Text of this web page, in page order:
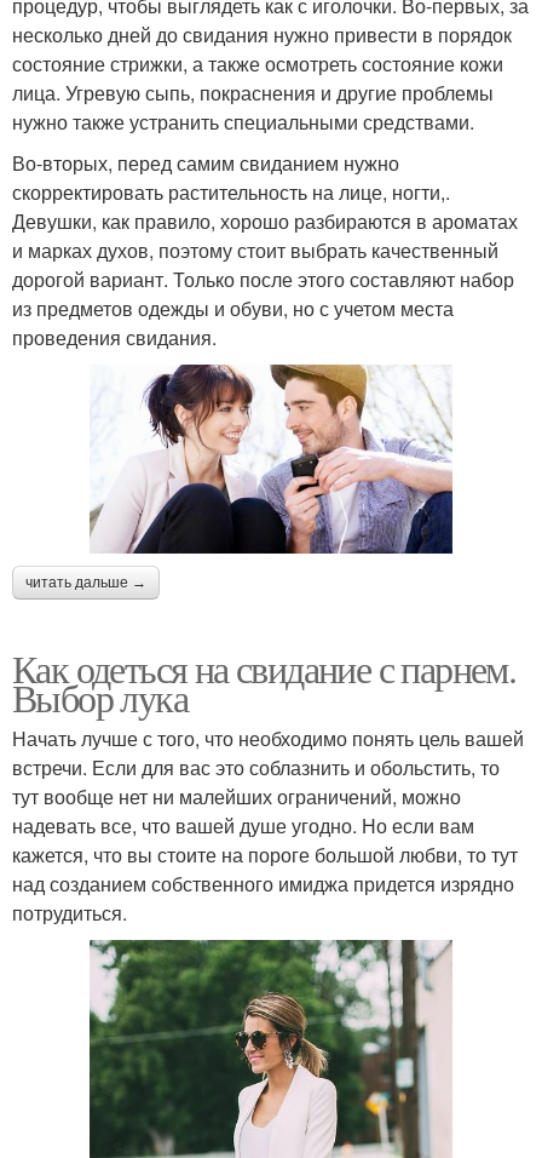
несколько дней до свидания нужно привести в порядок
состояние стрижки, а также осмотреть состояние кожи
лица. Угревую сыпь, покраснения и другие проблемы
нужно также устранить специальными средствами.
Во-вторых, перед самим свиданием нужно
скорректировать растительность на лице, ногти,.
Девушки, как правило, хорошо разбираются в ароматах
и марках духов, поэтому стоит выбрать качественный
дорогой вариант. Только после этого составляют набор
из предметов одежды и обуви, но с учетом места
проведения свидания.
читать дальше →
Как одеться на свидание с парнем.
Выбор лука
Начать лучше с того, что необходимо понять цель вашей
встречи. Если для вас это соблазнить и обольстить, то
тут вообще нет ни малейших ограничений, можно
надевать все, что вашей душе угодно. Но если вам
кажется, что вы стоите на пороге большой любви, то тут
над созданием собственного имиджа придется изрядно
потрудиться.